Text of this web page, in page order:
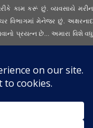
કામ કરૂં છું. વ્યવસાયે મરીન
વિભાગમાં મેનેજર છું. અક્ષરનાદ
પ્રયત્ન છે... અમારા વિશે વધુ
·